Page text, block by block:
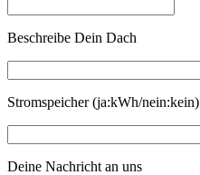
Beschreibe Dein Dach
Stromspeicher (ja:kWh/nein:kein)
Deine Nachricht an uns